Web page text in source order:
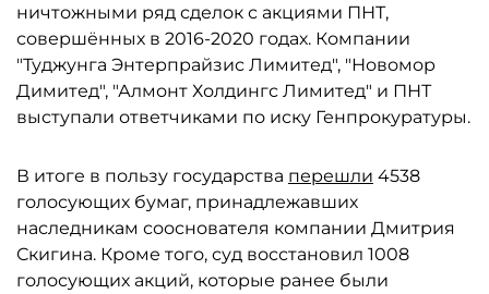
ничтожными ряд сделок с акциями ПНТ,
совершённых в 2016-2020 годах. Компании
"Туджунга Энтерпрайзис Лимитед", "Новомор
Димитед", "Алмонт Холдингс Лимитед" и ПНТ
выступали ответчиками по иску Генпрокуратуры.
В итоге в пользу государства перешли 4538
голосующих бумаг, принадлежавших
наследникам сооснователя компании Дмитрия
Скигина. Кроме того, суд восстановил 1008
голосующих акций, которые ранее были